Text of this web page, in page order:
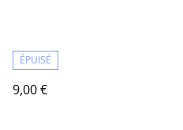
ÉPUISÉ
9,00 €